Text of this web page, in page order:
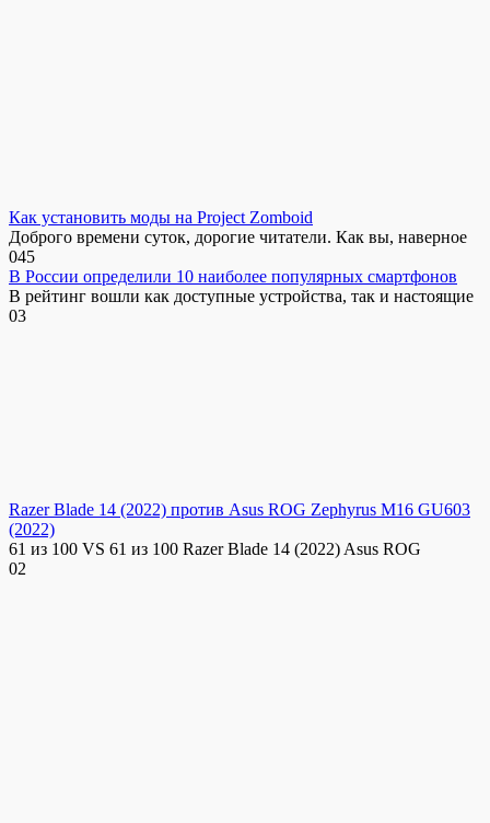
Как установить моды на Project Zomboid
Доброго времени суток, дорогие читатели. Как вы, наверное
045
В России определили 10 наиболее популярных смартфонов
В рейтинг вошли как доступные устройства, так и настоящие
03
Razer Blade 14 (2022) против Asus ROG Zephyrus M16 GU603
(2022)
61 из 100 VS 61 из 100 Razer Blade 14 (2022) Asus ROG
02